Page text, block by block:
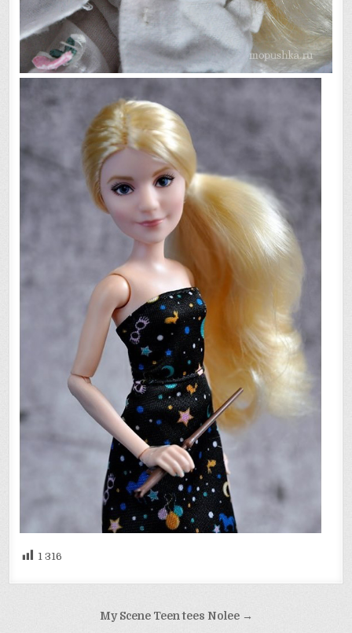
1 316
НавигацияMy Scene Teen tees Nolee →